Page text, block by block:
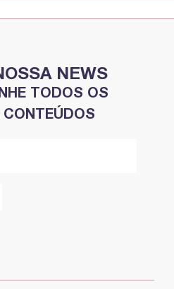
NEWS
TODOS OS